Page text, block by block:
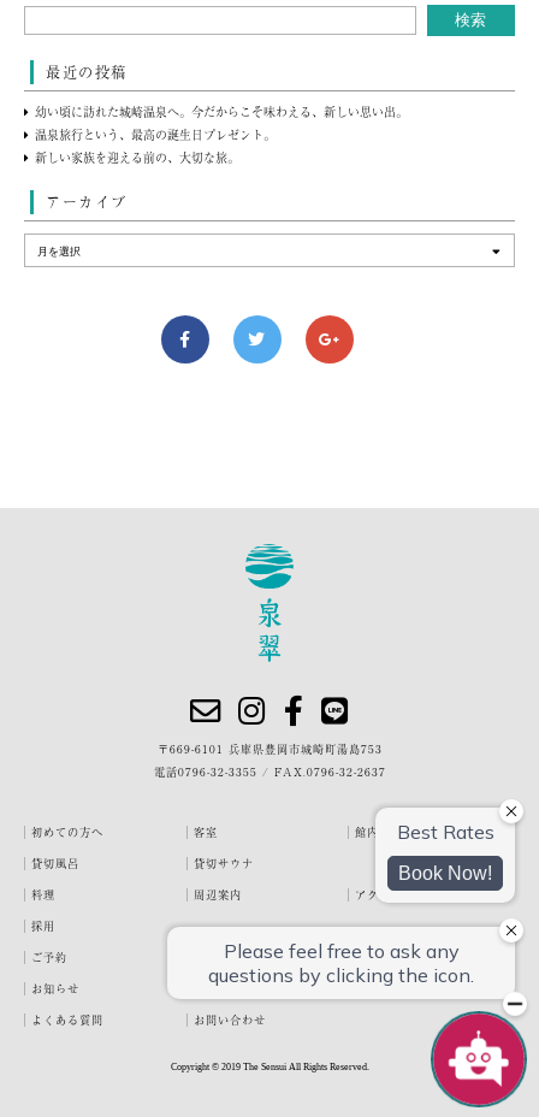
最近の投稿
幼い頃に訪れた城崎温泉へ。今だからこそ味わえる、新しい思い出。
温泉旅行という、最高の誕生日プレゼント。
新しい家族を迎える前の、大切な旅。
アーカイブ
〒669-6101 兵庫県豊岡市城崎町湯島753
電話0796-32-3355 / FAX.0796-32-2637
初めての方へ 客室
館内・施設
貸切風呂
貸切サウナ
料理
周辺案内
アクセス
採用
ご予約
宿泊約款
プライバシーポリシー
お知らせ
お客様の声
泉翠ブログ
よくある質問
お問い合わせ
Copyright © 2019 The Sensui All Rights Reserved.